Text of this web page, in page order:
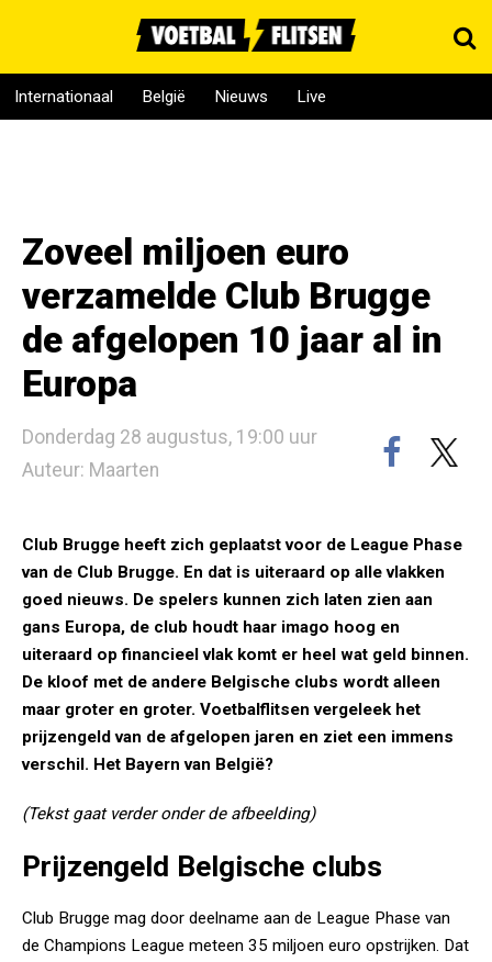
Internationaal België Nieuws Live
Zoveel miljoen euro
verzamelde Club Brugge
de afgelopen 10 jaar al in
Europa
Donderdag 28 augustus, 19:00 uur
Auteur: Maarten
Club Brugge heeft zich geplaatst voor de League Phase
van de Club Brugge. En dat is uiteraard op alle vlakken
goed nieuws. De spelers kunnen zich laten zien aan
gans Europa, de club houdt haar imago hoog en
uiteraard op financieel vlak komt er heel wat geld binnen.
De kloof met de andere Belgische clubs wordt alleen
maar groter en groter. Voetbalflitsen vergeleek het
prijzengeld van de afgelopen jaren en ziet een immens
verschil. Het Bayern van België?
(Tekst gaat verder onder de afbeelding)
Prijzengeld Belgische clubs
Club Brugge mag door deelname aan de League Phase van
de Champions League meteen 35 miljoen euro opstrijken. Dat